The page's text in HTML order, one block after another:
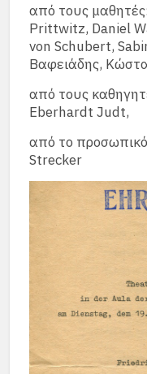
από τους
Prittwitz, Daniel
von Schubert,
Βαφειάδης,
από τους
Eberhardt Judt,
από το
Strecker